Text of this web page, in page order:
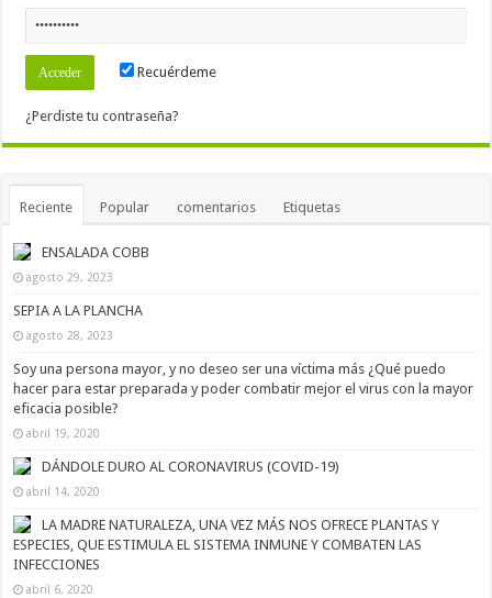
Recuérdeme
¿Perdiste tu contraseña?
Reciente Popular comentarios Etiquetas
ENSALADA COBB
agosto 29, 2023
SEPIA A LA PLANCHA
agosto 28, 2023
Soy una persona mayor, y no deseo ser una víctima más ¿Qué puedo
hacer para estar preparada y poder combatir mejor el virus con la mayor
eficacia posible?
abril 19, 2020
DÁNDOLE DURO AL CORONAVIRUS (COVID-19)
abril 14, 2020
LA MADRE NATURALEZA, UNA VEZ MÁS NOS OFRECE PLANTAS Y
ESPECIES, QUE ESTIMULA EL SISTEMA INMUNE Y COMBATEN LAS
INFECCIONES
abril 6, 2020